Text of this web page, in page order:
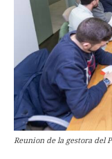
Reunion de la gestora del